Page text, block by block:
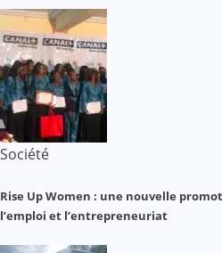
Société
Rise Up Women : une nouvelle
l’emploi et l’entrepreneuriat